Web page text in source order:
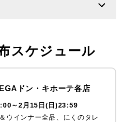
スケジュール
ドン・キホーテ各店
～2月15日(日)23:59
ウインナー全品、にくのタレ